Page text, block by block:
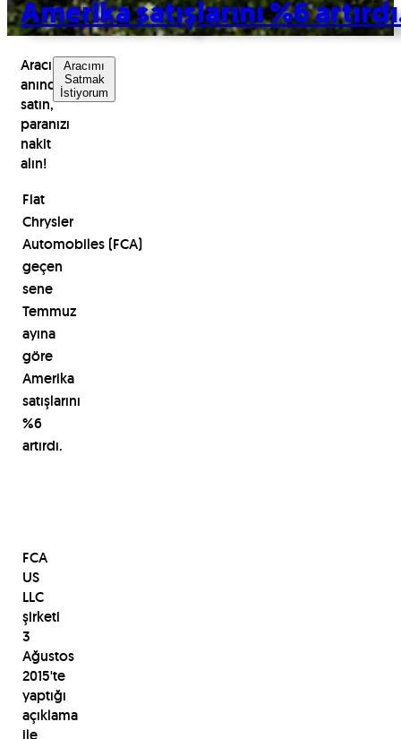
Amerika satışlarını %6
Aracınızı
anında
satın,
paranızı
nakit
alın!
Aracımı
Satmak
İstiyorum
Fiat
Chrysler
Automobiles(FCA)
geçen
sene
Temmuz
ayına
göre
Amerika
satışlarını
%6
artırdı.
FCA
US
LLC
şirketi
3
Ağustos
2015'te
yaptığı
açıklama
ile